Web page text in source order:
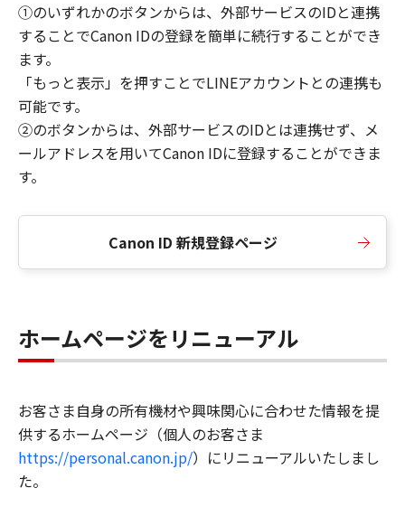
①のいずれかのボタンからは、外部サービスのIDと連携
することでCanon IDの登録を簡単に続行することができ
ます。
「もっと表示」を押すことでLINEアカウントとの連携も
可能です。
②のボタンからは、外部サービスのIDとは連携せず、メ
ールアドレスを用いてCanon IDに登録することができま
す。
Canon ID 新規登録ページ
ホームページをリニューアル
お客さま自身の所有機材や興味関心に合わせた情報を提
供するホームページ（個人のお客さま
https://personal.canon.jp/）にリニューアルいたしまし
た。